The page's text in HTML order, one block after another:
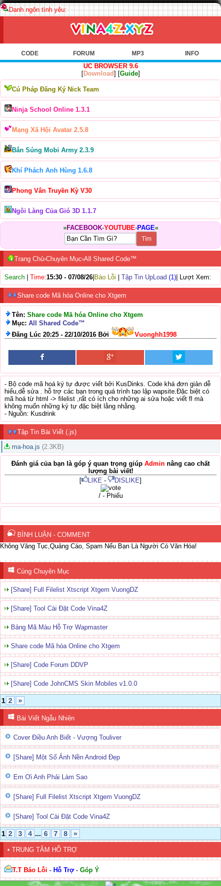
Danh ngôn tình yêu:
CODE FORUM MP3 INFO
UC BROWSER 9.6
[Download] [Guide]
Cú Pháp Đăng Ký Nick Team
Ninja School Online 1.3.1
Mạng Xã Hội Avatar 2.5.8
Bắn Súng Mobi Army 2.3.9
Khí Phách Anh Hùng 1.6.8
Phong Vân Truyền Kỳ V30
Ngôi Làng Của Gió 3D 1.1.7
»FACEBOOK-YOUTUBE-PAGE«
Trang Chủ›Chuyên Mục›All Shared Code™
Search Time:15:30 - 07/08/26 Báo Lỗi Tập Tin UpLoad (1) | Lượt Xem:
Share code Mã hóa Online cho Xtgem
Tên: Share code Mã hóa Online cho Xtgem
Mục: All Shared Code™
Đăng Lúc 20:25 - 22/10/2016 Bởi
Vuonghh1998
- Bộ code mã hoá ký tự được viết bởi KusDinks. Code khá đơn giản dễ
hiểu,dễ sửa . hỗ trợ các bạn trong quá trình tạo lập wapsite.Đặc biệt có
mã hoá từ html -> filelist ,rất có ích cho những ai sửa hoặc viết fl mà
không muốn những ký tự đặc biệt lằng nhằng.
- Nguồn: Kusdrink
Tập Tin Bài Viết (.js)
ma-hoa.js (2.3KB)
Đánh giá của bạn là góp ý quan trọng giúp Admin nâng cao chất
lượng bài viết!
[
LIKE - DISLIKE]
/ - Phiếu
BÌNH LUẬN - COMMENT
Không Văng Tục,Quảng Cáo, Spam Nếu Bạn Là Người Có Văn Hóa!
Cùng Chuyên Mục
[Share] Full Filelist Xtscript Xtgem VuongDZ
[Share] Tool Cài Đặt Code Vina4Z
Bảng Mã Màu Hỗ Trợ Wapmaster
Share code Mã hóa Online cho Xtgem
[Share] Code Forum DDVP
[Share] Code JohnCMS Skin Mobiles v1.0.0
1 2 »
Bài Viết Ngẫu Nhiên
Cover Điều Anh Biết - Vượng Touliver
[Share] Một Số Ảnh Nền Android Đẹp
Em Ơi Anh Phải Làm Sao
[Share] Full Filelist Xtscript Xtgem VuongDZ
[Share] Tool Cài Đặt Code Vina4Z
1 2 3 4 ... 6 7 8 »
• TRUNG TÂM HỖ TRỢ
T.T Báo Lỗi - Hỗ Trợ- Góp Ý